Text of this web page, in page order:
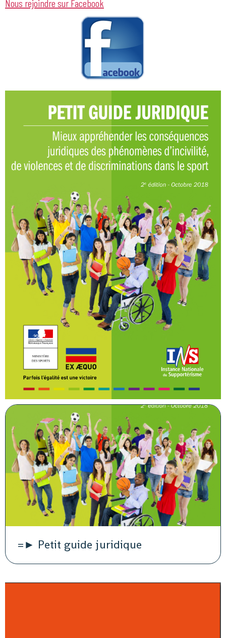
Nous rejoindre sur Facebook
=► Petit guide juridique